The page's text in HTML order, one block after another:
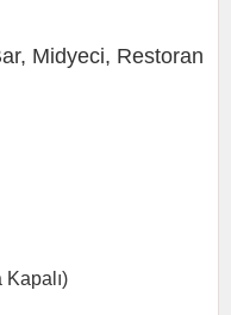
, Midyeci, Restoran